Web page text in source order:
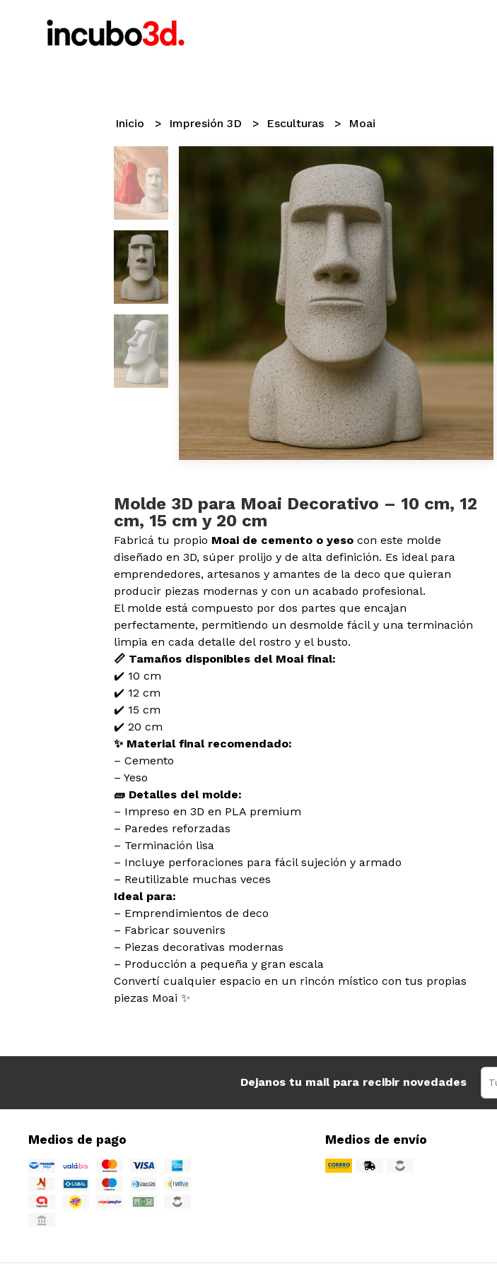
Inicio Impresión 3D Esculturas Moai
Molde 3D para Moai Decorativo – 10 cm, 12
cm, 15 cm y 20 cm
Fabricá tu propio Moai de cemento o yeso con este molde
diseñado en 3D, súper prolijo y de alta definición. Es ideal para
emprendedores, artesanos y amantes de la deco que quieran
producir piezas modernas y con un acabado profesional.
El molde está compuesto por dos partes que encajan
perfectamente, permitiendo un desmolde fácil y una terminación
limpia en cada detalle del rostro y el busto.
📏 Tamaños disponibles del Moai final:
✔️ 10 cm
✔️ 12 cm
✔️ 15 cm
✔️ 20 cm
✨ Material final recomendado:
– Cemento
– Yeso
🧱 Detalles del molde:
– Impreso en 3D en PLA premium
– Paredes reforzadas
– Terminación lisa
– Incluye perforaciones para fácil sujeción y armado
– Reutilizable muchas veces
Ideal para:
– Emprendimientos de deco
– Fabricar souvenirs
– Piezas decorativas modernas
– Producción a pequeña y gran escala
Convertí cualquier espacio en un rincón místico con tus propias
piezas Moai ✨
Dejanos tu mail para recibir novedades
Medios de pago Medios de envío